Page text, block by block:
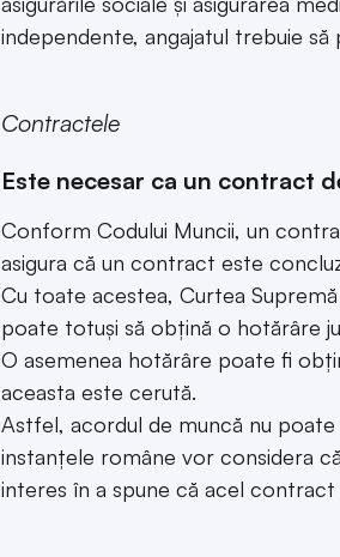
independente, angajatul trebuie să
Contractele
Este necesar ca un contract
Conform Codului Muncii, un
asigura că un contract este
Cu toate acestea, Curtea
poate totuși să obțină o hotărâre
O asemenea hotărâre poate fi
aceasta este cerută.
Astfel, acordul de muncă nu poate
instanțele române vor considera
interes în a spune că acel contract